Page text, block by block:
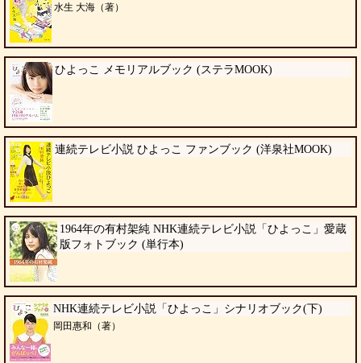
水生 大海（著）
ひよっこ メモリアルブック (ステラMOOK)
連続テレビ小説 ひよっこ ファンブック (洋泉社MOOK)
1964年の有村架純 NHK連続テレビ小説「ひよっこ」愛蔵
版フォトブック (単行本)
NHK連続テレビ小説「ひよっこ」シナリオブック(下)
岡田惠和（著）